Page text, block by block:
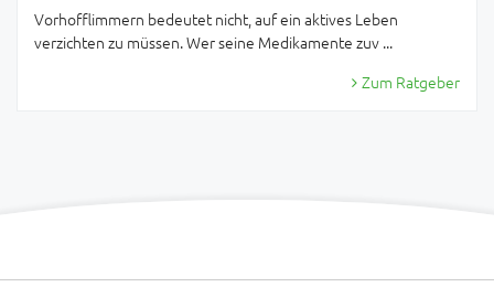
Vorhofflimmern bedeutet nicht, auf ein aktives Leben
verzichten zu müssen. Wer seine Medikamente zuv ...
Zum Ratgeber